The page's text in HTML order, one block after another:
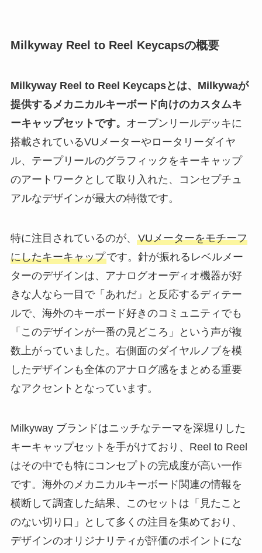
Milkyway Reel to Reel Keycapsの概要
Milkyway Reel to Reel Keycapsとは、Milkywaが
提供するメカニカルキーボード向けのカスタムキ
ーキャップセットです。 オープンリールデッキに
搭載されているVUメーターやロータリーダイヤ
ル、テープリールのグラフィックをキーキャップ
のアートワークとして取り入れた、コンセプチュ
アルなデザインが最大の特徴です。
特に注目されているのが、 VUメーターをモチーフ
にしたキーキャップです。針が振れるレベルメー
ターのデザインは、アナログオーディオ機器が好
きな人なら一目で「あれだ」と反応するディテー
ルで、海外のキーボード好きのコミュニティでも
「このデザインが一番の見どころ」という声が複
数上がっていました。右側面のダイヤルノブを模
したデザインも全体のアナログ感をまとめる重要
なアクセントとなっています。
Milkyway ブランドはニッチなテーマを深堀りした
キーキャップセットを手がけており、Reel to Reel
はその中でも特にコンセプトの完成度が高い一作
です。海外のメカニカルキーボード関連の情報を
横断して調査した結果、このセットは「見たこと
のない切り口」として多くの注目を集めており、
デザインのオリジナリティが評価のポイントにな